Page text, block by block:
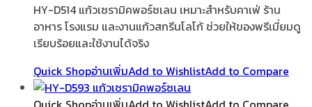
HY-D514 แก้วเซรามิคพอร์ซเลน เหมาะสำหรับคาเฟ่ ร้าน
อาหาร โรงแรม และงานแก้วสกรีนโลโก้ ช่วยให้ของพรีเมี่ยมดู
เรียบร้อยและใช้งานได้จริง
Quick Shopอ่านเพิ่มAdd to WishlistAdd to Compare